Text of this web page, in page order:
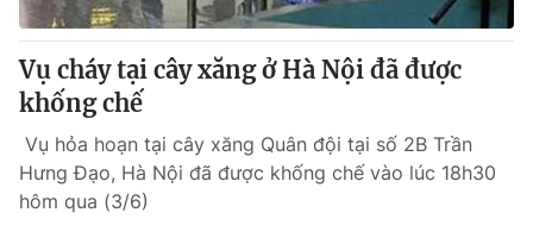
Vụ cháy tại cây xăng ở Hà Nội đã được
khống chế
Vụ hỏa hoạn tại cây xăng Quân đội tại số 2B Trần
Hưng Đạo, Hà Nội đã được khống chế vào lúc 18h30
hôm qua (3/6)